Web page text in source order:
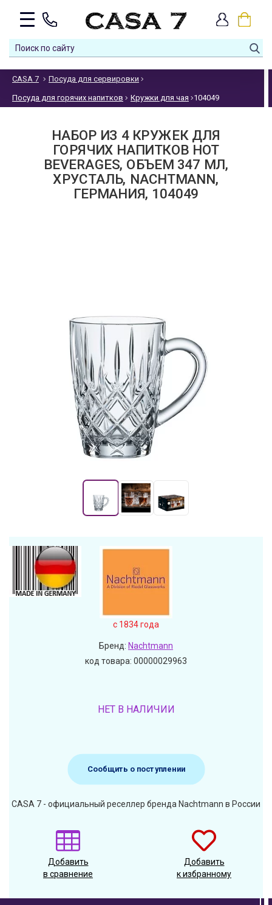
CASA 7 Посуда для сервировки
Посуда для горячих напитков Кружки для чая 104049
НАБОР ИЗ 4 КРУЖЕК ДЛЯ
ГОРЯЧИХ НАПИТКОВ HOT
BEVERAGES, ОБЪЕМ 347 МЛ,
ХРУСТАЛЬ, NACHTMANN,
ГЕРМАНИЯ, 104049
c 1834 года
Бренд: Nachtmann
код товара: 00000029963
НЕТ В НАЛИЧИИ
Сообщить о поступлении
CASA 7 - официальный реселлер бренда Nachtmann в России
Добавить
в сравнение
Добавить
к избранному